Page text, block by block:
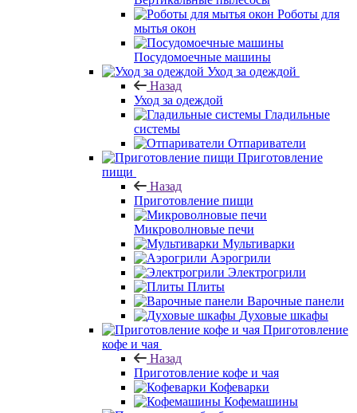
Роботы для
мытья окон
Посудомоечные машины
Уход за одеждой
Назад
Уход за одеждой
Гладильные
системы
Отпариватели
Приготовление
пищи
Назад
Приготовление пищи
Микроволновые печи
Мультиварки
Аэрогрили
Электрогрили
Плиты
Варочные панели
Духовые шкафы
Приготовление
кофе и чая
Назад
Приготовление кофе и чая
Кофеварки
Кофемашины